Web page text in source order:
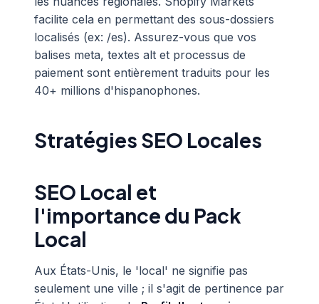
facilite cela en permettant des sous-dossiers
localisés (ex: /es). Assurez-vous que vos
balises meta, textes alt et processus de
paiement sont entièrement traduits pour les
40+ millions d'hispanophones.
Stratégies SEO Locales
SEO Local et
l'importance du Pack
Local
Aux États-Unis, le 'local' ne signifie pas
seulement une ville ; il s'agit de pertinence par